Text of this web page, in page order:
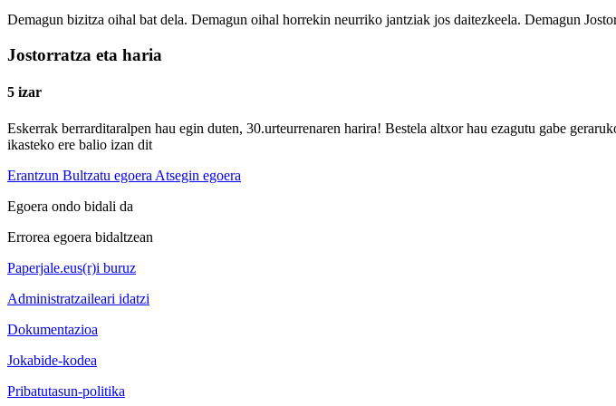
Demagun bizitza oihal bat dela. Demagun oihal horrekin neurriko jantziak jos daitezkeela. Demagun
Jostorratza eta haria
5 izar
Eskerrak berrarditaralpen hau egin duten, 30.urteurrenaren harira! Bestela altxor hau ezagutu gabe
ikasteko ere balio izan dit
Erantzun Bultzatu egoera Atsegin egoera
Egoera ondo bidali da
Errorea egoera bidaltzean
Paperjale.eus(r)i buruz
Administratzaileari idatzi
Dokumentazioa
Jokabide-kodea
Pribatutasun-politika